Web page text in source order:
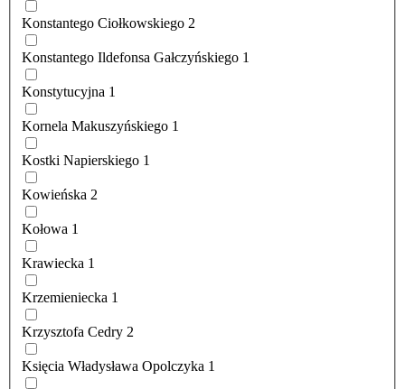
Konstantego Ciołkowskiego 2
Konstantego Ildefonsa Gałczyńskiego 1
Konstytucyjna 1
Kornela Makuszyńskiego 1
Kostki Napierskiego 1
Kowieńska 2
Kołowa 1
Krawiecka 1
Krzemieniecka 1
Krzysztofa Cedry 2
Księcia Władysława Opolczyka 1